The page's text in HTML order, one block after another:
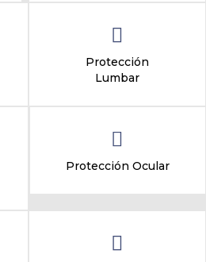
Protección
Lumbar
Protección Ocular